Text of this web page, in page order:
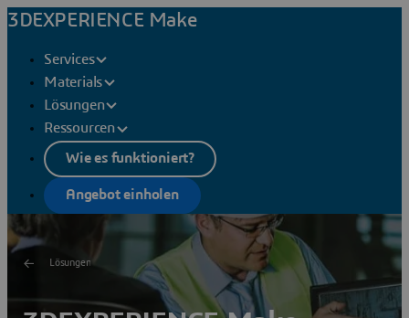
3DEXPERIENCE Make
Services
Materials
Lösungen
Ressourcen
Wie es funktioniert?
Angebot einholen
Lösungen